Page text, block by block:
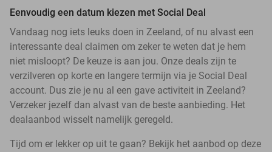
Eenvoudig een datum kiezen met Social Deal
Vandaag nog iets leuks doen in Zeeland, of nu alvast een
interessante deal claimen om zeker te weten dat je hem
niet misloopt? De keuze is aan jou. Onze deals zijn te
verzilveren op korte en langere termijn via je Social Deal
account. Dus zie je nu al een gave activiteit in Zeeland?
Verzeker jezelf dan alvast van de beste aanbieding. Het
dealaanbod wisselt namelijk geregeld.
Tijd om er lekker op uit te gaan? Bekijk het aanbod op deze